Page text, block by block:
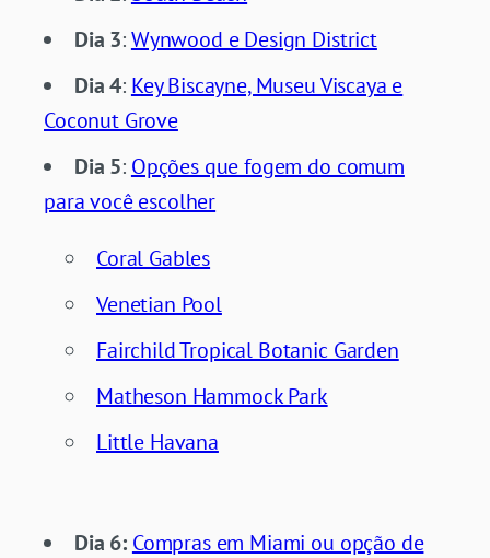
Dia 3:Wynwood e Design District
Dia 4: Key Biscayne, Museu Viscaya e
Coconut Grove
Dia 5: Opções que fogem do comum
para você escolher
Coral Gables
Venetian Pool
Fairchild Tropical Botanic Garden
Matheson Hammock Park
Little Havana
Dia 6: Compras em Miami ou opção de